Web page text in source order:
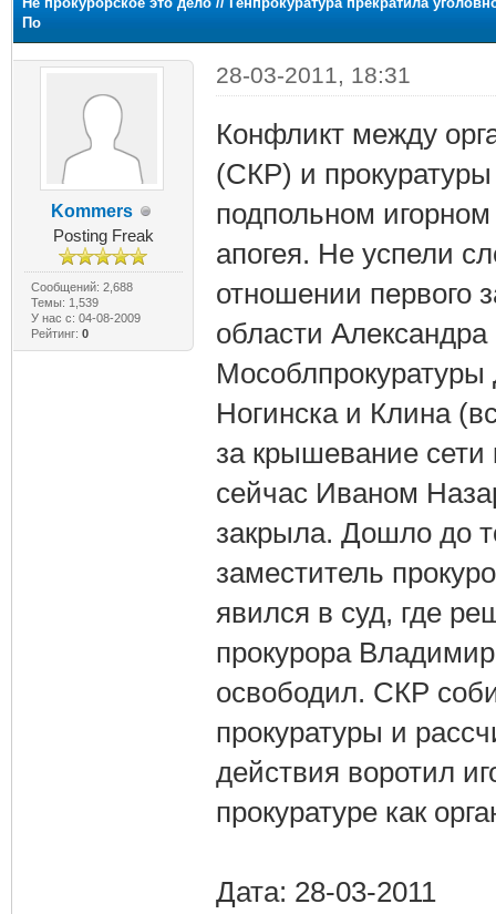
По
Kommers
Posting Freak
Сообщений: 2,688
Темы: 1,539
У нас с: 04-08-2009
Рейтинг: 0
28-03-2011, 18:31
Конфликт между
(СКР) и прокуратуры
подпольном
апогея. Не успели
отношении первого
области
Ногинска и Клина
за крышевание сети
сейчас Иваном
закрыла. Дошло до
заместитель
явился в суд, где
прокурора
освободил. СКР
прокуратуры и
действия воротил
прокуратуре как
Дата: 28-03-2011